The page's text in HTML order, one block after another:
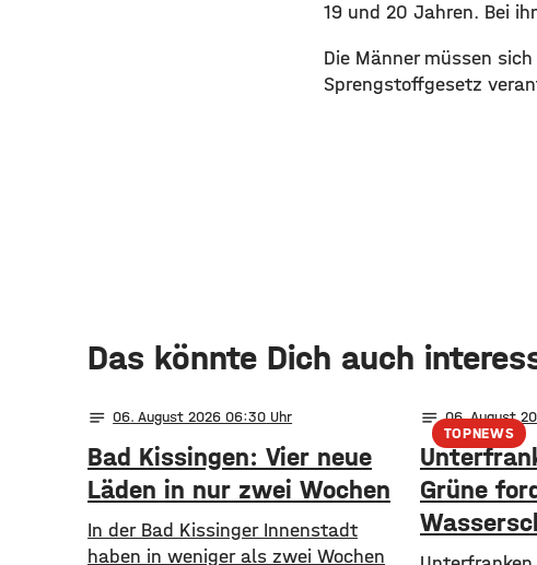
19 und 20 Jahren. Bei
Die Männer müssen
Sprengstoffgesetz
Das könnte Dich auch
notes 06. August 2026 06:30
Bad Kissingen: Vier neue
Läden in nur zwei Wochen
In der Bad Kissinger Innenstadt
haben in weniger als zwei Wochen
TOPNEWS
notes 06. August
Grüne